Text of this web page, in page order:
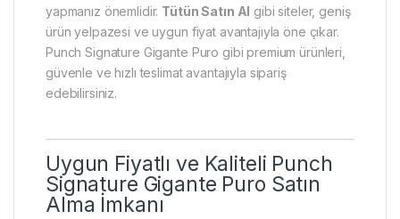
yapmanız önemlidir. Tütün Satın Al gibi siteler, geniş
ürün yelpazesi ve uygun fiyat avantajıyla öne çıkar.
Punch Signature Gigante Puro gibi premium ürünleri,
güvenle ve hızlı teslimat avantajıyla sipariş
edebilirsiniz.
Uygun Fiyatlı ve Kaliteli Punch
Signature Gigante Puro Satın
Alma İmkanı